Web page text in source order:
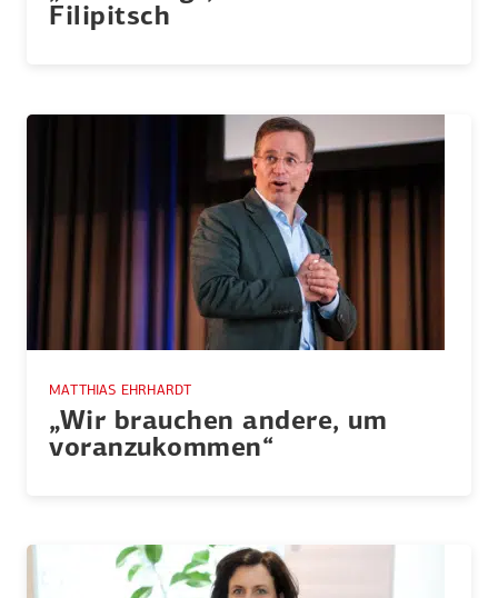
Filipitsch
MATTHIAS EHRHARDT
„Wir brauchen andere, um
voran­zu­kommen“